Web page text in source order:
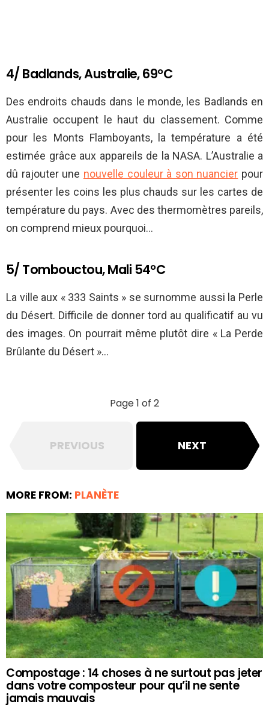
4/ Badlands, Australie, 69°C
Des endroits chauds dans le monde, les Badlands en
Australie occupent le haut du classement. Comme
pour les Monts Flamboyants, la température a été
estimée grâce aux appareils de la NASA. L’Australie a
dû rajouter une nouvelle couleur à son nuancier pour
présenter les coins les plus chauds sur les cartes de
température du pays. Avec des thermomètres pareils,
on comprend mieux pourquoi…
5/ Tombouctou, Mali 54°C
La ville aux « 333 Saints » se surnomme aussi la Perle
du Désert. Difficile de donner tord au qualificatif au vu
des images. On pourrait même plutôt dire « La Perde
Brûlante du Désert »…
Page 1 of 2
PREVIOUS NEXT
MORE FROM: PLANÈTE
Compostage : 14 choses à ne surtout pas jeter
dans votre composteur pour qu’il ne sente
jamais mauvais